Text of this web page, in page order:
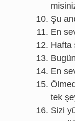
Şu
En
Hafta
En
tek
Sizi